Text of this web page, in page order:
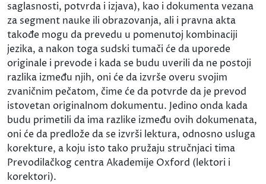
saglasnosti, potvrda i izjava), kao i dokumenta vezana
za segment nauke ili obrazovanja, ali i pravna akta
takođe mogu da prevedu u pomenutoj kombinaciji
jezika, a nakon toga sudski tumači će da uporede
originale i prevode i kada se budu uverili da ne postoji
razlika između njih, oni će da izvrše overu svojim
zvaničnim pečatom, čime će da potvrde da je prevod
istovetan originalnom dokumentu. Jedino onda kada
budu primetili da ima razlike između ovih dokumenata,
oni će da predlože da se izvrši lektura, odnosno usluga
korekture, a koju isto tako pružaju stručnjaci tima
Prevodilačkog centra Akademije Oxford (lektori i
korektori).